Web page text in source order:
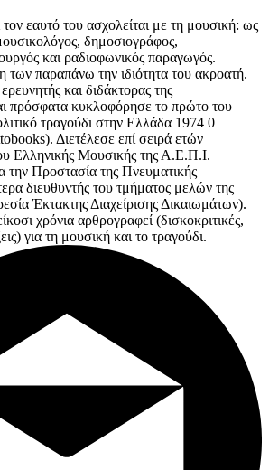
εαυτό του ασχολείται με τη μουσική: ως
δημοσιογράφος,
και ραδιοφωνικός παραγωγός.
των παραπάνω την ιδιότητα του ακροατή.
και διδάκτορας της
πρόσφατα κυκλοφόρησε το πρώτο του
τραγούδι στην Ελλάδα 1974 0
Διετέλεσε επί σειρά ετών
Ελληνικής Μουσικής της Α.Ε.Π.Ι.
την Προστασία της Πνευματικής
διευθυντής του τμήματος μελών της
Έκτακτης Διαχείρισης Δικαιωμάτων).
χρόνια αρθρογραφεί (δισκοκριτικές,
για τη μουσική και το τραγούδι.